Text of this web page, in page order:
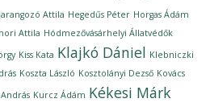
Attila Hegedűs Péter Horgas Ádám
Attila Hódmezővásárhelyi Állatvédők
Kiss Kata Klajkó Dániel Klebniczki
Koszta László Kosztolányi Dezső Kovács
Kurcz Ádám Kékesi Márk